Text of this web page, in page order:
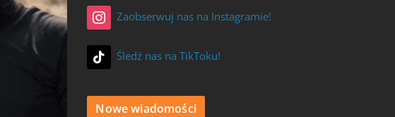
Zaobserwuj nas na Instagramie!
Śledź nas na TikToku!
Nowe wiadomości